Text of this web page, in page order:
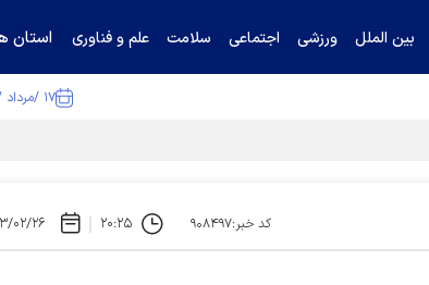
بین الملل ورزشی اجتماعی سلامت علم و فناوری استان
۱۷ /مرداد /۱۴۰۵
کد خبر:۹۰۸۴۹۷ ۲۰:۲۵ ۱۴۰۳/